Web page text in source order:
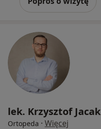
lek. Krzysztof Jacak
Ortopeda · Więcej